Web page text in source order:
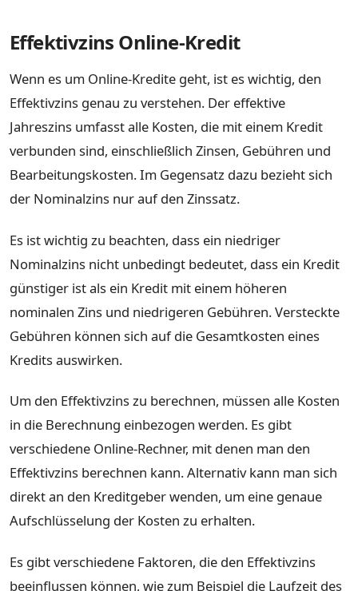
Effektivzins Online-Kredit
Wenn es um Online-Kredite geht, ist es wichtig, den
Effektivzins genau zu verstehen. Der effektive
Jahreszins umfasst alle Kosten, die mit einem Kredit
verbunden sind, einschließlich Zinsen, Gebühren und
Bearbeitungskosten. Im Gegensatz dazu bezieht sich
der Nominalzins nur auf den Zinssatz.
Es ist wichtig zu beachten, dass ein niedriger
Nominalzins nicht unbedingt bedeutet, dass ein Kredit
günstiger ist als ein Kredit mit einem höheren
nominalen Zins und niedrigeren Gebühren. Versteckte
Gebühren können sich auf die Gesamtkosten eines
Kredits auswirken.
Um den Effektivzins zu berechnen, müssen alle Kosten
in die Berechnung einbezogen werden. Es gibt
verschiedene Online-Rechner, mit denen man den
Effektivzins berechnen kann. Alternativ kann man sich
direkt an den Kreditgeber wenden, um eine genaue
Aufschlüsselung der Kosten zu erhalten.
Es gibt verschiedene Faktoren, die den Effektivzins
beeinflussen können, wie zum Beispiel die Laufzeit des